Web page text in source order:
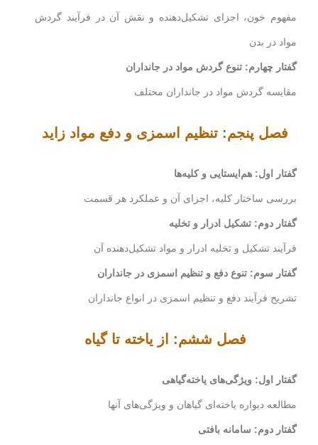
مفهوم خون، اجزای تشکیل‌دهنده و نقش آن در فرآیند گردش
مواد در بدن
گفتار چهارم: تنوع گردش مواد در جانداران
مقایسه گردش مواد در جانداران مختلف
فصل پنجم: تنظیم اسمزی و دفع مواد زاید
گفتار اول: هم‌ایستایی و کلیه‌ها
بررسی ساختار کلیه، اجزای آن و عملکرد هر قسمت
گفتار دوم: تشکیل ادرار و تخلیه
فرآیند تشکیل و تخلیه ادرار و مواد تشکیل‌دهنده آن
گفتار سوم: تنوع دفع و تنظیم اسمزی در جانداران
تشریح فرآیند دفع و تنظیم اسمزی در انواع جانداران
فصل ششم: از یاخته تا گیاه
گفتار اول: ویژگی‌های یاخته‌گیاهی
مطالعه دیواره یاخته‌ای گیاهان و ویژگی‌های آنها
گفتار دوم: سامانه بافتی